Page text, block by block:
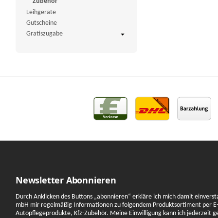
Leihgeräte
Gutscheine
Gratiszugabe
Newsletter Abonnieren
Durch Anklicken des Buttons „abonnieren“ erkläre ich mich damit
mbH mir regelmäßig Informationen zu folgendem Produktsortiment per
Autopflegeprodukte, Kfz-Zubehör. Meine Einwilligung kann ich jederzeit